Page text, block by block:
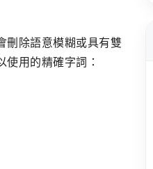
刪除語意模糊或具有雙
用的精確字詞：